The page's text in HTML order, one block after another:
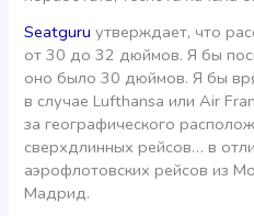
Seatguru утверждает, что
от 30 до 32 дюймов. Я бы
оно было 30 дюймов. Я бы
в случае Lufthansa или Air
за географического
сверхдлинных рейсов… в
аэрофлотовских рейсов из
Мадрид.